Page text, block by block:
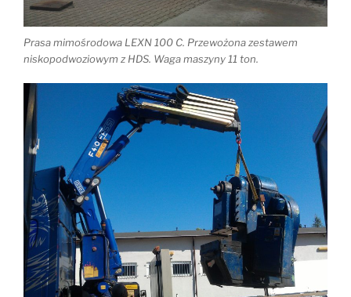
Prasa mimośrodowa LEXN 100 C. Przewożona zestawem
niskopodwoziowym z HDS. Waga maszyny 11 ton.